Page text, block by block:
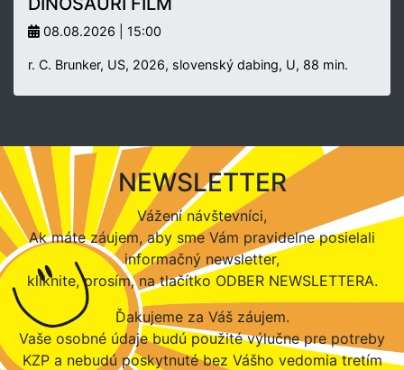
08.08.2026 | 15:00
r. C. Brunker, US, 2026, slovenský dabing, U, 88 min.
NEWSLETTER
Vážení návštevníci,
Ak máte záujem, aby sme Vám pravidelne posielali
informačný newsletter,
kliknite, prosím, na tlačítko ODBER NEWSLETTERA.
Ďakujeme za Váš záujem.
Vaše osobné údaje budú použité výlučne pre potreby
KZP a nebudú poskytnuté bez Vášho vedomia tretím